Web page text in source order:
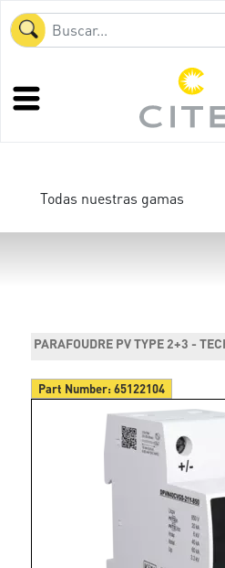
Todas nuestras gamas
PARAFOUDRE PV TYPE 2+3 -
Part Number:65122104